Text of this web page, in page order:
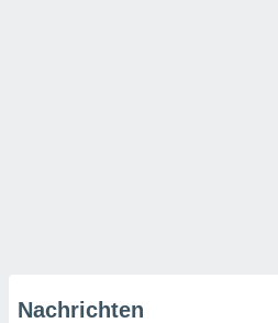
Nachrichten